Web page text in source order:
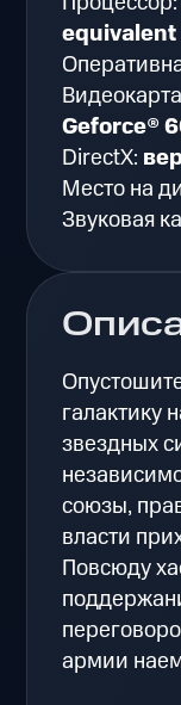
галактику
звездных
союзы,
власти
Повсюду
армии
equivalent
Geforce®
DirectX:
Место на
Звуковая